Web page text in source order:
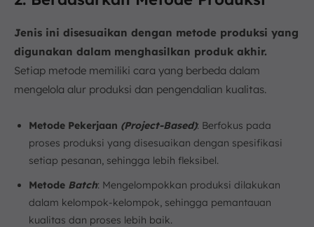
Jenis ini disesuaikan dengan metode produksi yang
digunakan dalam menghasilkan produk akhir.
Setiap metode memiliki cara yang berbeda dalam
mengelola alur produksi dan pengendalian kualitas.
Metode Pekerjaan (Project-Based): Berfokus pada
proses produksi yang disesuaikan dengan spesifikasi
setiap pesanan, sehingga lebih fleksibel.
Metode Batch: Mengelompokkan produksi dilakukan
dalam kelompok-kelompok, sehingga pemantauan
kualitas dan proses lebih baik.